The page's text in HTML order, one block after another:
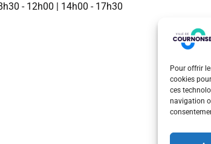
Pour offrir
cookies
ces
navigation
- 12h00 | 14h00 - 17h30